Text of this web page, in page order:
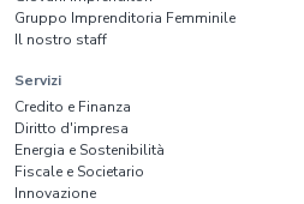
Gruppo Imprenditoria Femminile
Il nostro staff
Servizi
Credito e Finanza
Diritto d'impresa
Energia e Sostenibilità
Fiscale e Societario
Innovazione